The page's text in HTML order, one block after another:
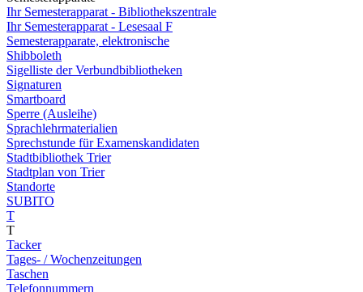
Ihr Semesterapparat - Bibliothekszentrale
Ihr Semesterapparat - Lesesaal F
Semesterapparate, elektronische
Shibboleth
Sigelliste der Verbundbibliotheken
Signaturen
Smartboard
Sperre (Ausleihe)
Sprachlehrmaterialien
Sprechstunde für Examenskandidaten
Stadtbibliothek Trier
Stadtplan von Trier
Standorte
SUBITO
T
T
Tacker
Tages- / Wochenzeitungen
Taschen
Telefonnummern